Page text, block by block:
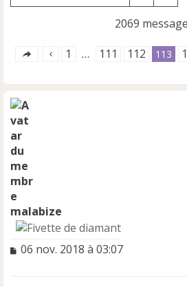
2069
1 … 111 112 113
malabize
M
06 nov. 2018 à 03:07